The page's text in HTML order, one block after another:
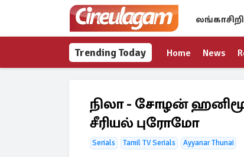
லங்காசிறி
Trending Today Home News
நிலா - சோழன்
சீரியல் புரோமோ
Serials Tamil TV Serials Ayyanar Thunai